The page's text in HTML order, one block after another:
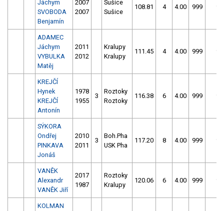
Jáchym
SVOBODA
Benjamín
2007
2007
Sušice
Sušice
108.81 4 4.00 999
ADAMEC
Jáchym
VYBULKA
Matěj
2011
2012
Kralupy
Kralupy
111.45 4 4.00 999
KREJČÍ
Hynek
KREJČÍ
Antonín
1978
1955
3
Roztoky
Roztoky
116.38 6 4.00 999
SÝKORA
Ondřej
PINKAVA
Jonáš
2010
2011
3
Boh.Pha
USK Pha
117.20 8 4.00 999
VANĚK
Alexandr
VANĚK Jiří
2017
1987
Roztoky
Kralupy
120.06 6 4.00 999
KOLMAN